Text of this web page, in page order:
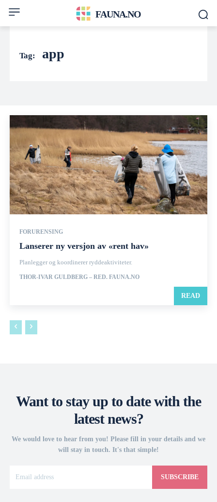
FAUNA.NO
Tag: app
FORURENSING
Lanserer ny versjon av «rent hav»
Planlegger og koordinerer ryddeaktiviteter.
THOR-IVAR GULDBERG – RED. FAUNA.NO
READ
Want to stay up to date with the
latest news?
We would love to hear from you! Please fill in your details and we
will stay in touch. It's that simple!
SUBSCRIBE